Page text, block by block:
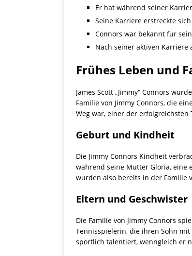
Er hat während seiner
Seine Karriere erstreckte
Connors war bekannt für
Nach seiner aktiven
Frühes Leben und
James Scott „Jimmy“ Connors
Familie von Jimmy Connors, die
Weg war, einer der
Geburt und Kindheit
Die Jimmy Connors Kindheit
während seine Mutter Gloria, eine
wurden also bereits in der Familie
Eltern und Geschwister
Die Familie von Jimmy Connors
Tennisspielerin, die ihren Sohn
sportlich talentiert, wenngleich er